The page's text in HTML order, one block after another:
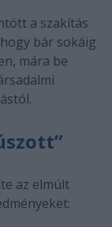
a szakítás
bár sokáig
mára be
az elmúlt